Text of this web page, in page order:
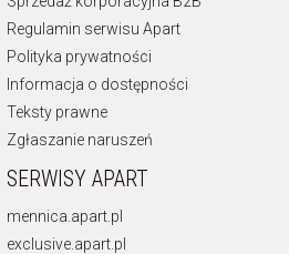
Regulamin serwisu Apart
Polityka prywatności
Informacja o dostępności
Teksty prawne
Zgłaszanie naruszeń
SERWISY APART
mennica.apart.pl
exclusive.apart.pl